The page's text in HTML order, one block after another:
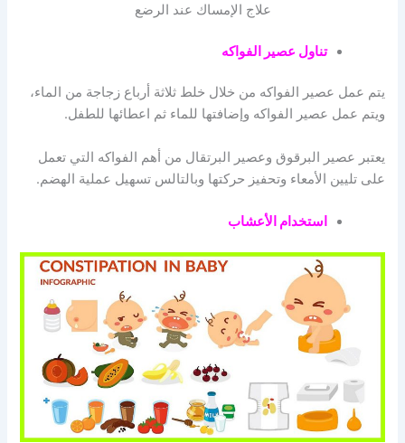
علاج الإمساك عند الرضع
تناول عصير الفواكه
يتم عمل عصير الفواكه من خلال خلط ثلاثة أرباع زجاجة من الماء،
ويتم عمل عصير الفواكه وإضافتها للماء ثم اعطائها للطفل.
يعتبر عصير البرقوق وعصير البرتقال من أهم الفواكه التي تعمل
على تليين الأمعاء وتحفيز حركتها وبالتالس تسهيل عملية الهضم.
استخدام الأعشاب